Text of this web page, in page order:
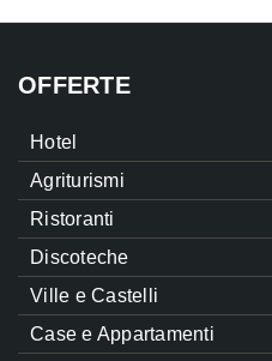
OFFERTE
Hotel
Agriturismi
Ristoranti
Discoteche
Ville e Castelli
Case e Appartamenti